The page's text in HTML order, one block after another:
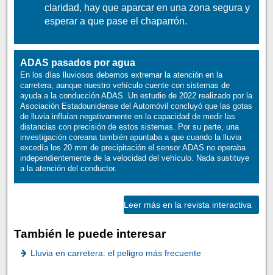
claridad, hay que aparcar en una zona segura y
esperar a que pase el chaparrón.
ADAS pasados por agua
En los días lluviosos debemos extremar la atención en la
carretera, aunque nuestro vehículo cuente con sistemas de
ayuda a la conducción ADAS. Un estudio de 2022 realizado por la
Asociación Estadounidense del Automóvil concluyó que las gotas
de lluvia influían negativamente en la capacidad de medir las
distancias con precisión de estos sistemas. Por su parte, una
investigación coreana también apuntaba a que cuando la lluvia
excedía los 20 mm de precipitación el sensor ADAS no operaba
independientemente de la velocidad del vehículo. Nada sustituye
a la atención del conductor.
Leer más en la revista interactiva
También le puede interesar
Lluvia en carretera: el peligro más frecuente